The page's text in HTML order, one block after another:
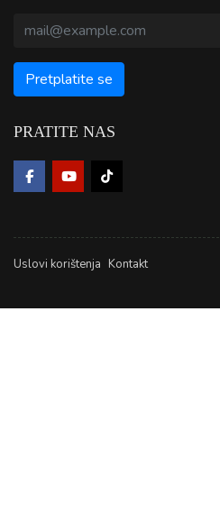
PRATITE NAS
Uslovi korištenja Kontakt